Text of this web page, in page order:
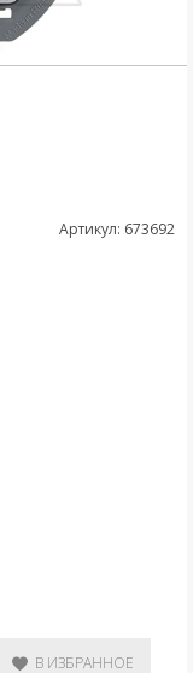
Артикул: 673692
В ИЗБРАННОЕ